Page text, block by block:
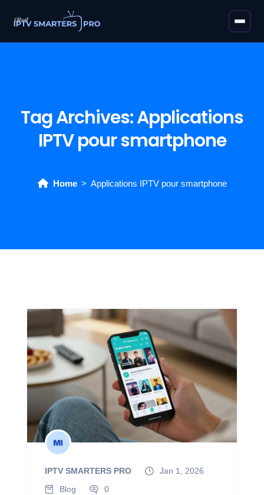
Tag Archives:Applications
IPTV pour smartphone
Home Applications IPTV pour smartphone
IPTV SMARTERS PRO
Jan 1, 2026
Blog
0